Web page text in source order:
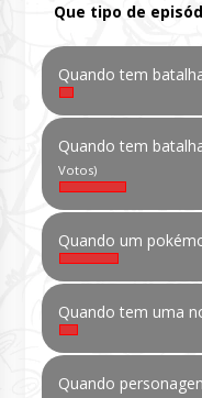
Que tipo de
Quando tem
Quando tem
Votos)
Quando um
Quando tem uma
Quando